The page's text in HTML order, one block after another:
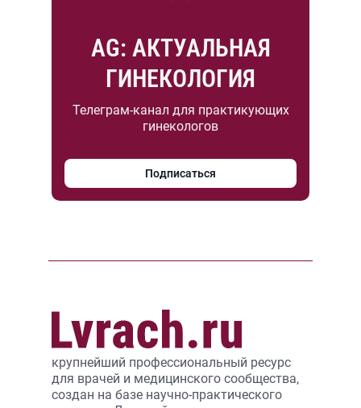
AG: АКТУАЛЬНАЯ
ГИНЕКОЛОГИЯ
Телеграм-канал для практикующих
гинекологов
Подписаться
крупнейший профессиональный ресурс
для врачей и медицинского сообщества,
создан на базе научно-практического